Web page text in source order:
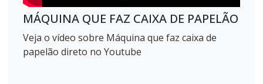
MÁQUINA QUE FAZ CAIXA DE PAPELÃO
Veja o vídeo sobre Máquina que faz caixa de
papelão direto no Youtube